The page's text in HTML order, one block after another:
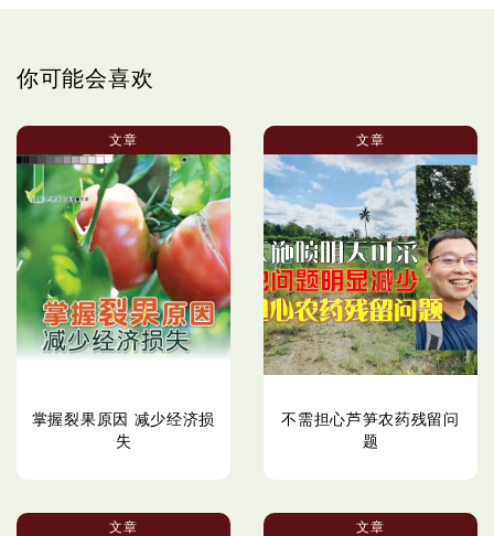
你可能会喜欢
文章
掌握裂果原因 减少经济损
失
文章
不需担心芦笋农药残留问
题
文章 文章